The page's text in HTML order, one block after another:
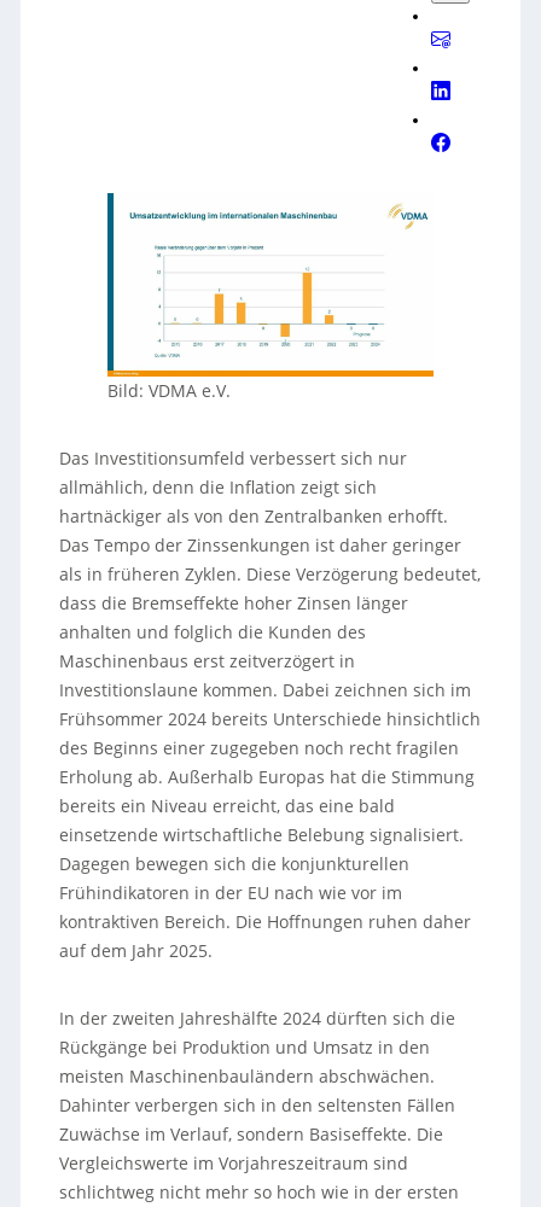
Bild: VDMA e.V.
Das Investitionsumfeld verbessert sich nur
allmählich, denn die Inflation zeigt sich
hartnäckiger als von den Zentralbanken erhofft.
Das Tempo der Zinssenkungen ist daher geringer
als in früheren Zyklen. Diese Verzögerung bedeutet,
dass die Bremseffekte hoher Zinsen länger
anhalten und folglich die Kunden des
Maschinenbaus erst zeitverzögert in
Investitionslaune kommen. Dabei zeichnen sich im
Frühsommer 2024 bereits Unterschiede hinsichtlich
des Beginns einer zugegeben noch recht fragilen
Erholung ab. Außerhalb Europas hat die Stimmung
bereits ein Niveau erreicht, das eine bald
einsetzende wirtschaftliche Belebung signalisiert.
Dagegen bewegen sich die konjunkturellen
Frühindikatoren in der EU nach wie vor im
kontraktiven Bereich. Die Hoffnungen ruhen daher
auf dem Jahr 2025.
In der zweiten Jahreshälfte 2024 dürften sich die
Rückgänge bei Produktion und Umsatz in den
meisten Maschinenbauländern abschwächen.
Dahinter verbergen sich in den seltensten Fällen
Zuwächse im Verlauf, sondern Basiseffekte. Die
Vergleichswerte im Vorjahreszeitraum sind
schlichtweg nicht mehr so hoch wie in der ersten